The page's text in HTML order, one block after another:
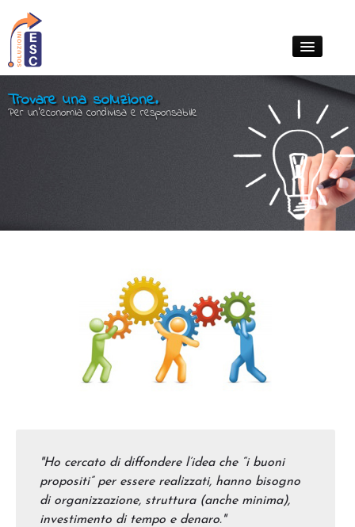
Cosa facciamo
Trovare una soluzione.
Per un'economia condivisa e responsabile
"Ho cercato di diffondere l’idea che “i buoni
propositi” per essere realizzati, hanno bisogno
di organizzazione, struttura (anche minima),
investimento di tempo e denaro."